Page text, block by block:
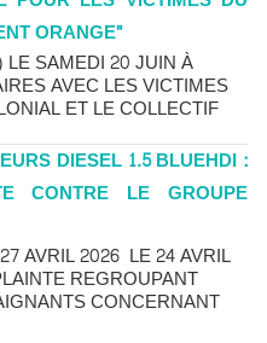
ORANGE"
SAMEDI 20 JUIN À
AVEC LES VICTIMES
ET LE COLLECTIF
DIESEL 1.5 BLUEHDI :
CONTRE LE GROUPE
AVRIL 2026 LE 24 AVRIL
REGROUPANT
CONCERNANT